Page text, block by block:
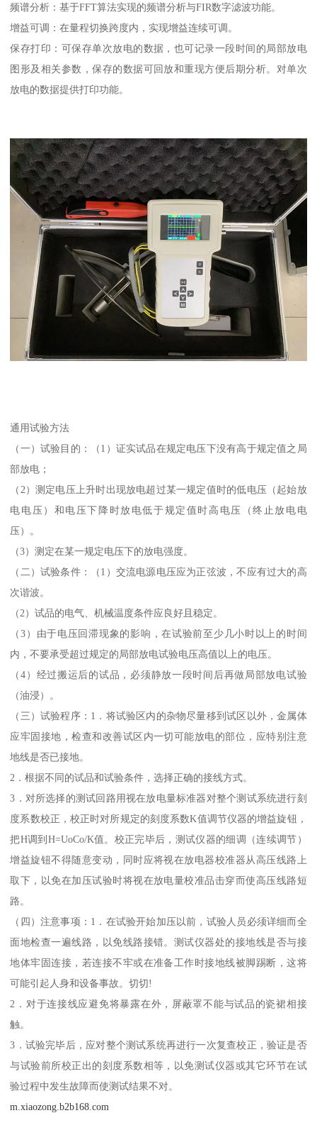
频谱分析：基于FFT算法实现的频谱分析与FIR数字滤波功能。
增益可调：在量程切换跨度内，实现增益连续可调。
保存打印：可保存单次放电的数据，也可记录一段时间的局部放电
图形及相关参数，保存的数据可回放和重现方便后期分析。对单次
放电的数据提供打印功能。
通用试验方法
（一）试验目的：（1）证实试品在规定电压下没有高于规定值之局
部放电；
（2）测定电压上升时出现放电超过某一规定值时的低电压（起始放
电电压）和电压下降时放电低于规定值时高电压（终止放电电
压）。
（3）测定在某一规定电压下的放电强度。
（二）试验条件：（1）交流电源电压应为正弦波，不应有过大的高
次谐波。
（2）试品的电气、机械温度条件应良好且稳定。
（3）由于电压回滞现象的影响，在试验前至少几小时以上的时间
内，不要承受超过规定的局部放电试验电压高值以上的电压。
（4）经过搬运后的试品，必须静放一段时间后再做局部放电试验
（油浸）。
（三）试验程序：1．将试验区内的杂物尽量移到试区以外，金属体
应牢固接地，检查和改善试区内一切可能放电的部位，应特别注意
地线是否已接地。
2．根据不同的试品和试验条件，选择正确的接线方式。
3．对所选择的测试回路用视在放电量标准器对整个测试系统进行刻
度系数校正，校正时对所规定的刻度系数K值调节仪器的增益旋钮，
把H调到H=UoCo/K值。校正完毕后，测试仪器的细调（连续调节）
增益旋钮不得随意变动，同时应将视在放电器校准器从高压线路上
取下，以免在加压试验时将视在放电量校准品击穿而使高压线路短
路。
（四）注意事项：1．在试验开始加压以前，试验人员必须详细而全
面地检查一遍线路，以免线路接错。测试仪器处的接地线是否与接
地体牢固连接，若连接不牢或在准备工作时接地线被脚踢断，这将
可能引起人身和设备事故。切切!
2．对于连接线应避免将暴露在外，屏蔽罩不能与试品的瓷裙相接
触。
3．试验完毕后，应对整个测试系统再进行一次复查校正，验证是否
与试验前所校正出的刻度系数相等，以免测试仪器或其它环节在试
验过程中发生故障而使测试结果不对。
m.xiaozong.b2b168.com